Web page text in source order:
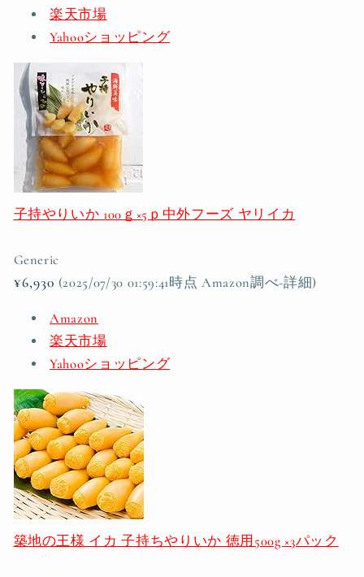
楽天市場
Yahooショッピング
子持やりいか 100ｇ×5ｐ中外フーズ ヤリイカ
Generic
¥6,930 (2025/07/30 01:59:41時点 Amazon調べ-詳細)
Amazon
楽天市場
Yahooショッピング
築地の王様 イカ 子持ちやりいか 徳用500g ×3パック